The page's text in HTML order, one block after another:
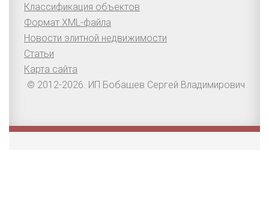
Классификация объектов
Формат XML-файла
Новости элитной недвижимости
Статьи
Карта сайта
© 2012-2026. ИП Бобашев Сергей Владимирович